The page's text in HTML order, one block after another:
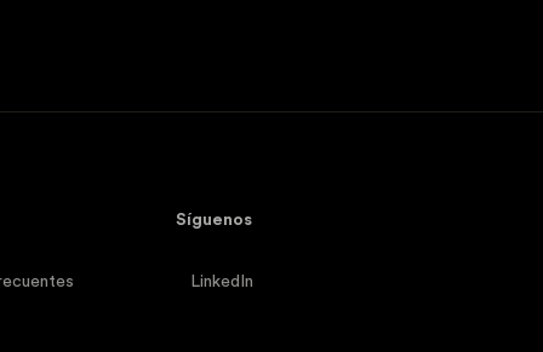
Síguenos
LinkedIn